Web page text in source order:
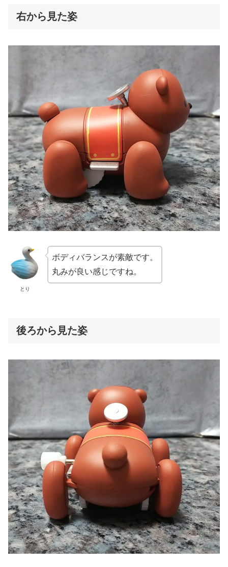
右から見た姿
とり
ボディバランスが素敵です。
丸みが良い感じですね。
後ろから見た姿